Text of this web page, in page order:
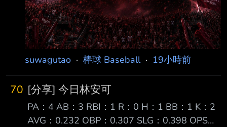
suwagutao · 棒球 Baseball· 19小時前
70 [分享] 今日林安可
PA：4 AB：3 RBI：1 R：0 H：1 BB：1 K：2
AVG：0.232 OBP：0.307 SLG：0.398 OPS：